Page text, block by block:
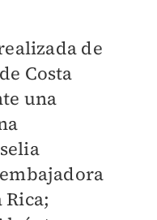
de
Costa
una
Rica;